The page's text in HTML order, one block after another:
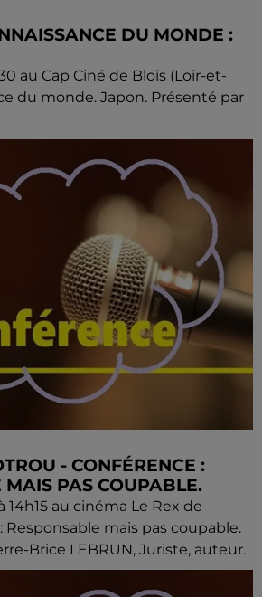
DU MONDE :
au Cap Ciné de Blois (Loir-et-
du monde. Japon. Présenté par
- CONFÉRENCE :
MAIS PAS COUPABLE.
14h15 au cinéma Le Rex de
mais pas coupable.
Brice LEBRUN, Juriste, auteur.